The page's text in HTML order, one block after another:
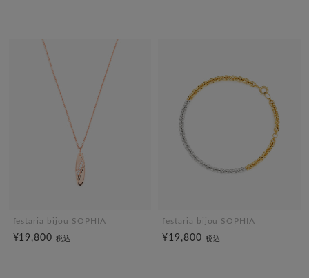
festaria bijou SOPHIA
¥19,800税込
festaria bijou SOPHIA
¥19,800 税込